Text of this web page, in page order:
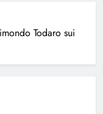
Todaro sui